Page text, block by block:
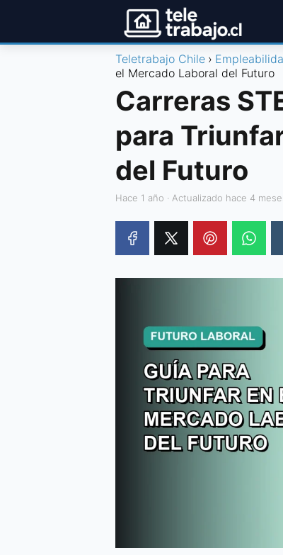
Teletrabajo Chile
el Mercado Laboral del Futuro
Carreras
para
del Futuro
hace 1 año · Actualizado hace 4